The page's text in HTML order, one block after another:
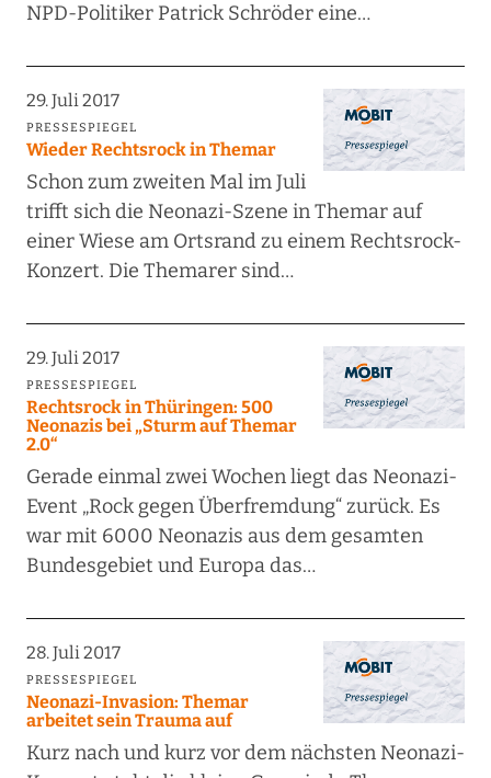
NPD-Politiker Patrick Schröder eine…
29. Juli 2017
PRESSESPIEGEL
Wieder Rechtsrock in Themar
Schon zum zweiten Mal im Juli
trifft sich die Neonazi-Szene in Themar auf
einer Wiese am Ortsrand zu einem Rechtsrock-
Konzert. Die Themarer sind…
29. Juli 2017
PRESSESPIEGEL
Rechtsrock in Thüringen: 500
Neonazis bei „Sturm auf Themar
2.0“
Gerade einmal zwei Wochen liegt das Neonazi-
Event „Rock gegen Überfremdung“ zurück. Es
war mit 6000 Neonazis aus dem gesamten
Bundesgebiet und Europa das…
28. Juli 2017
PRESSESPIEGEL
Neonazi-Invasion: Themar
arbeitet sein Trauma auf
Kurz nach und kurz vor dem nächsten Neonazi-